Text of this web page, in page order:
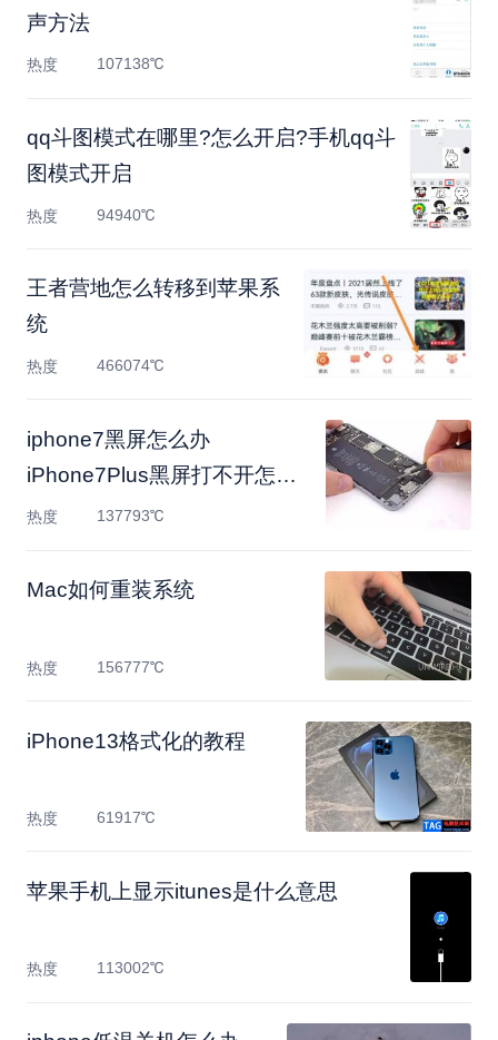
声方法
热度 107138℃
qq斗图模式在哪里?怎么开启?手机qq斗
图模式开启
热度 94940℃
王者营地怎么转移到苹果系
统
热度 466074℃
iphone7黑屏怎么办
iPhone7Plus黑屏打不开怎么
办
热度 137793℃
Mac如何重装系统
热度 156777℃
​iPhone13格式化的教程
热度 61917℃
苹果手机上显示itunes是什么意思
热度 113002℃